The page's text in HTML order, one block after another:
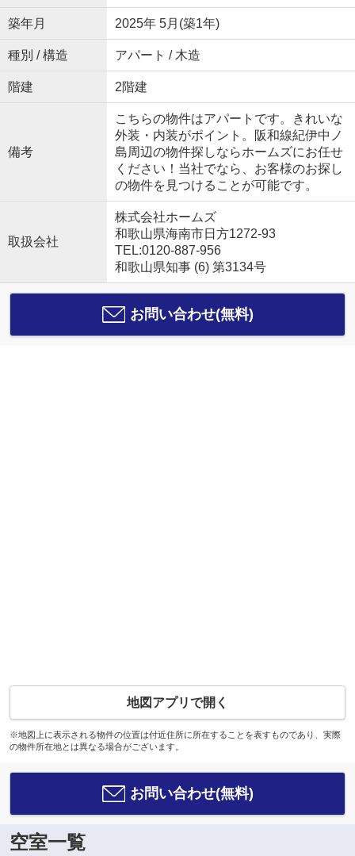
築年月 2025年 5月(築1年)
種別 / 構造 アパート / 木造
階建 2階建
備考
こちらの物件はアパートです。きれいな
外装・内装がポイント。阪和線紀伊中ノ
島周辺の物件探しならホームズにお任せ
ください！当社でなら、お客様のお探し
の物件を見つけることが可能です。
取扱会社
株式会社ホームズ
和歌山県海南市日方1272-93
TEL:0120-887-956
和歌山県知事 (6) 第3134号
お問い合わせ(無料)
地図アプリで開く
※地図上に表示される物件の位置は付近住所に所在することを表すものであり、実際
の物件所在地とは異なる場合がございます。
お問い合わせ(無料)
空室一覧